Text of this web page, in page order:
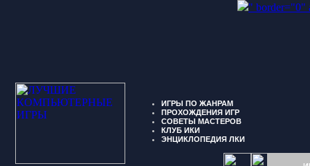
" border="0"
ИГРЫ ПО ЖАНРАМ
ПРОХОЖДЕНИЯ ИГР
СОВЕТЫ МАСТЕРОВ
КЛУБ ИКИ
ЭНЦИКЛОПЕДИЯ ЛКИ